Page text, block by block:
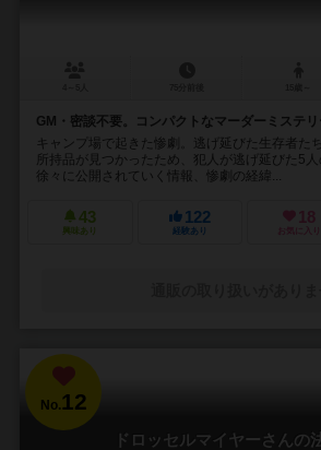
GM・密談不要。コンパクトなマーダーミステリ
キャンプ場で起きた惨劇。逃げ延びた生存者た
所持品が見つかったため、犯人が逃げ延びた5人
徐々に公開されていく情報、惨劇の経緯...
43
興味あり
122
経験あり
18
お気に入り
No.12
ドロッセルマイヤーさんの